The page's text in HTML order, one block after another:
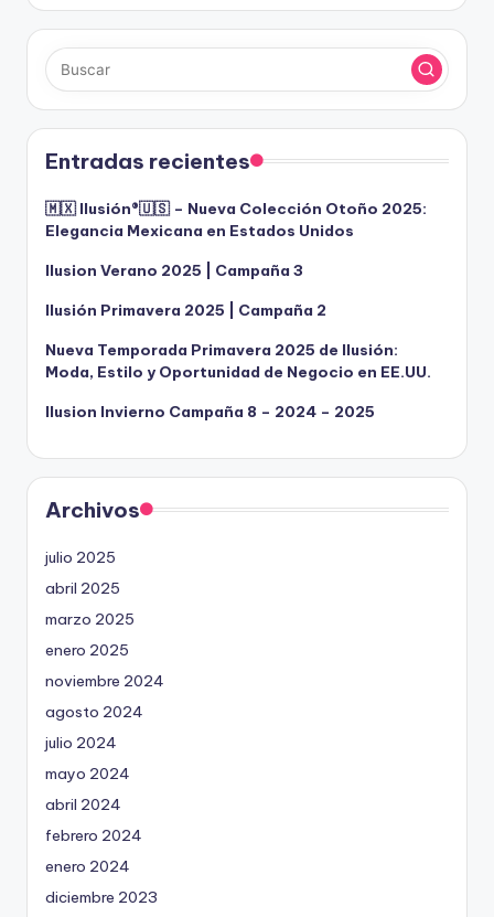
Entradas recientes
🇲🇽 Ilusión®️🇺🇸 – Nueva Colección Otoño 2025:
Elegancia Mexicana en Estados Unidos
Ilusion Verano 2025 | Campaña 3
Ilusión Primavera 2025 | Campaña 2
Nueva Temporada Primavera 2025 de Ilusión:
Moda, Estilo y Oportunidad de Negocio en EE.UU.
Ilusion Invierno Campaña 8 – 2024 – 2025
Archivos
julio 2025
abril 2025
marzo 2025
enero 2025
noviembre 2024
agosto 2024
julio 2024
mayo 2024
abril 2024
febrero 2024
enero 2024
diciembre 2023